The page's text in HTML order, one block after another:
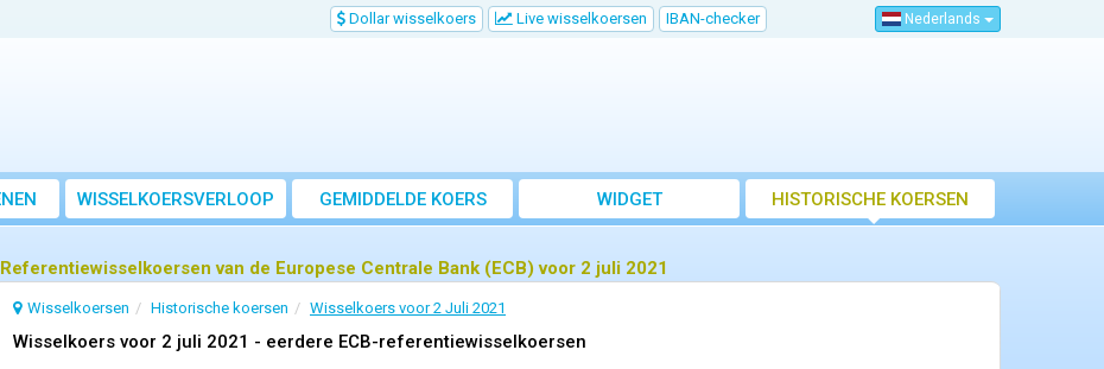
Dollar wisselkoers Live wisselkoersen IBAN-checker Nederlands
WISSELKOERSVERLOOP GEMIDDELDE KOERS WIDGET HISTORISCHE KOERSEN
Referentiewisselkoersen van de Europese Centrale Bank (ECB) voor 2 juli 2021
Wisselkoersen Historische koersen Wisselkoers voor 2 Juli 2021
Wisselkoers voor 2 juli 2021 - eerdere ECB-referentiewisselkoersen